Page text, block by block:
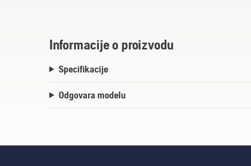
Informacije o proizvodu
Specifikacije
Odgovara modelu